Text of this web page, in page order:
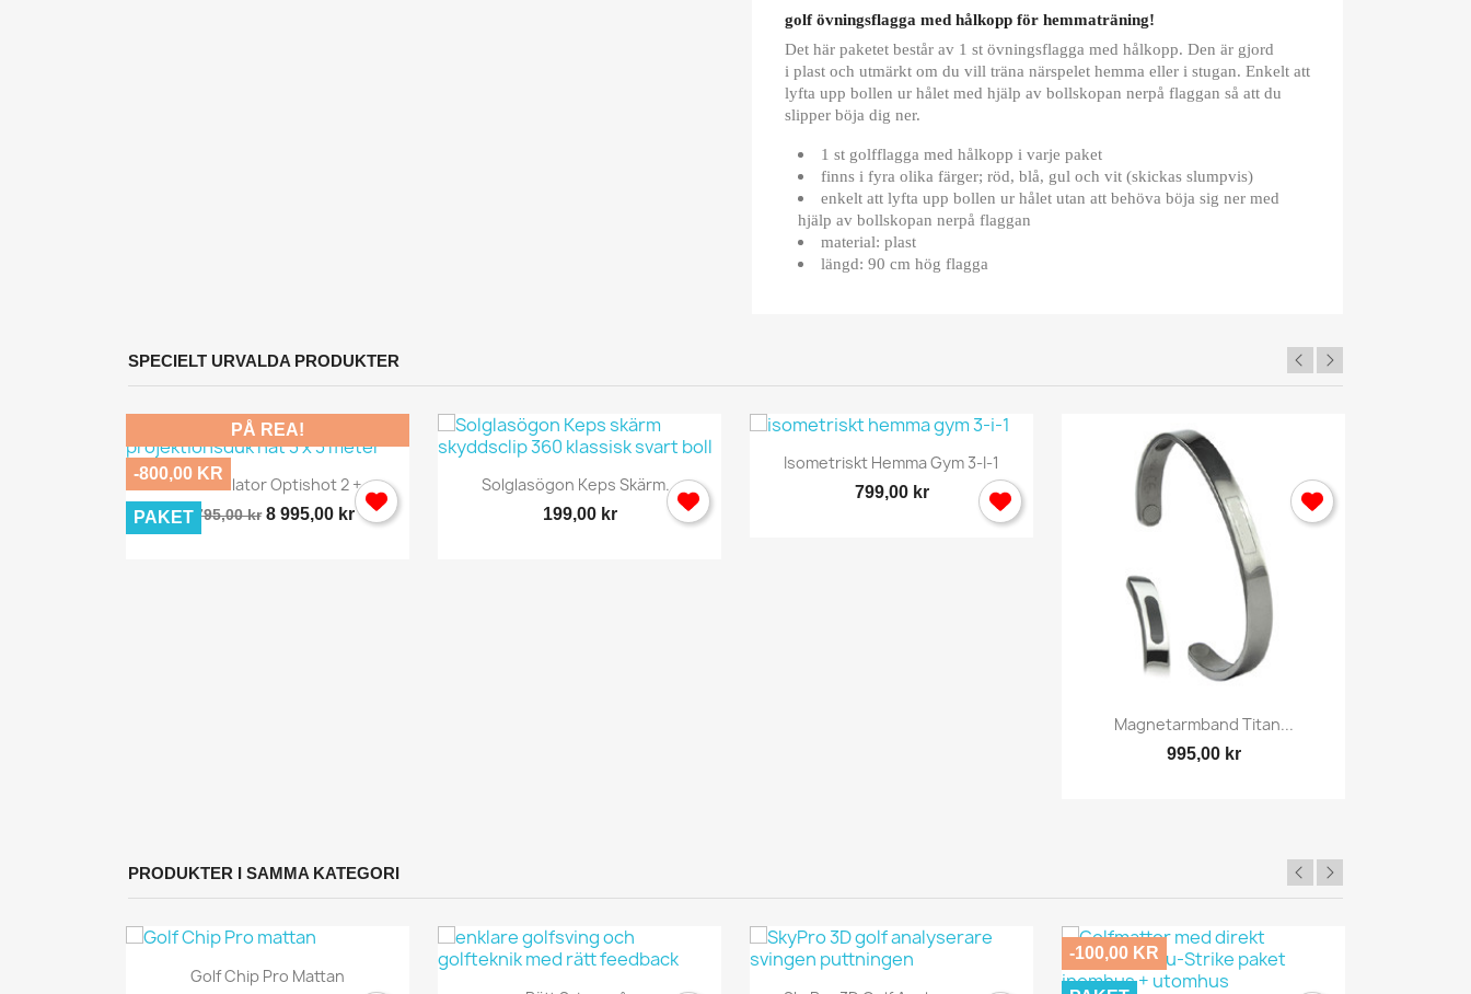
golf övningsflagga med hålkopp för hemmaträning!
Det här paketet består av 1 st övningsflagga med hålkopp. Den är gjord
i plast och utmärkt om du vill träna närspelet hemma eller i stugan. Enkelt att
lyfta upp bollen ur hålet med hjälp av bollskopan nerpå flaggan så att du
slipper böja dig ner.
1 st golfflagga med hålkopp i varje paket
finns i fyra olika färger; röd, blå, gul och vit (skickas slumpvis)
enkelt att lyfta upp bollen ur hålet utan att behöva böja sig ner med
hjälp av bollskopan nerpå flaggan
material: plast
längd: 90 cm hög flagga
SPECIELT URVALDA PRODUKTER
Snabbvy
Golf Simulator Optishot 2 +...
9 795,00 kr 8 995,00 kr
PÅ REA!
-800,00 KR
PAKET
Snabbvy
Solglasögon Keps Skärm...
199,00 kr
Snabbvy
Isometriskt Hemma Gym 3-I-1
799,00 kr
Snabbvy
Magnetarmband Titan...
995,00 kr
PRODUKTER I SAMMA KATEGORI
Snabbvy
Golf Chip Pro Mattan
-100,00 KR